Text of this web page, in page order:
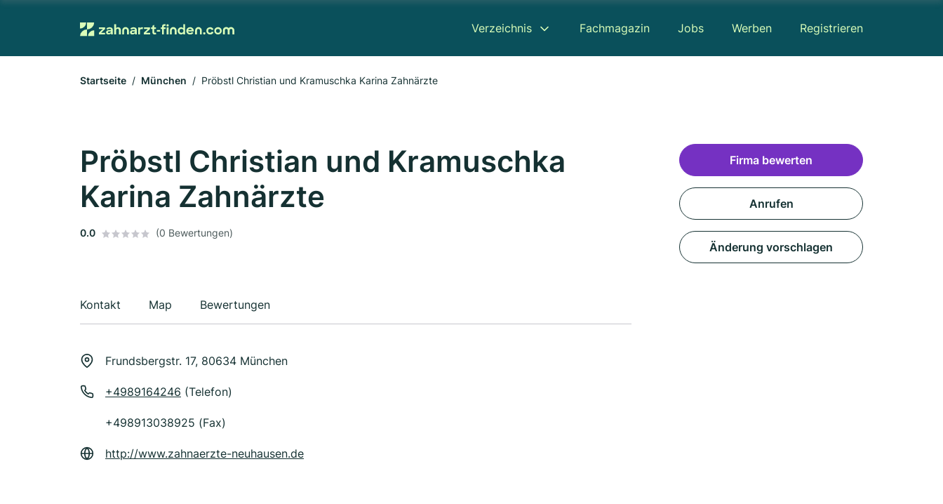
Verzeichnis Fachmagazin Jobs Werben Registrieren
Startseite München Pröbstl Christian und Kramuschka Karina Zahnärzte
Pröbstl Christian und Kramuschka
Karina Zahnärzte
0.0 (0 Bewertungen)
Kontakt Map Bewertungen
Frundsbergstr. 17, 80634 München
+4989164246 (Telefon)
+498913038925 (Fax)
http://www.zahnaerzte-neuhausen.de
Firma bewerten
Anrufen
Änderung vorschlagen